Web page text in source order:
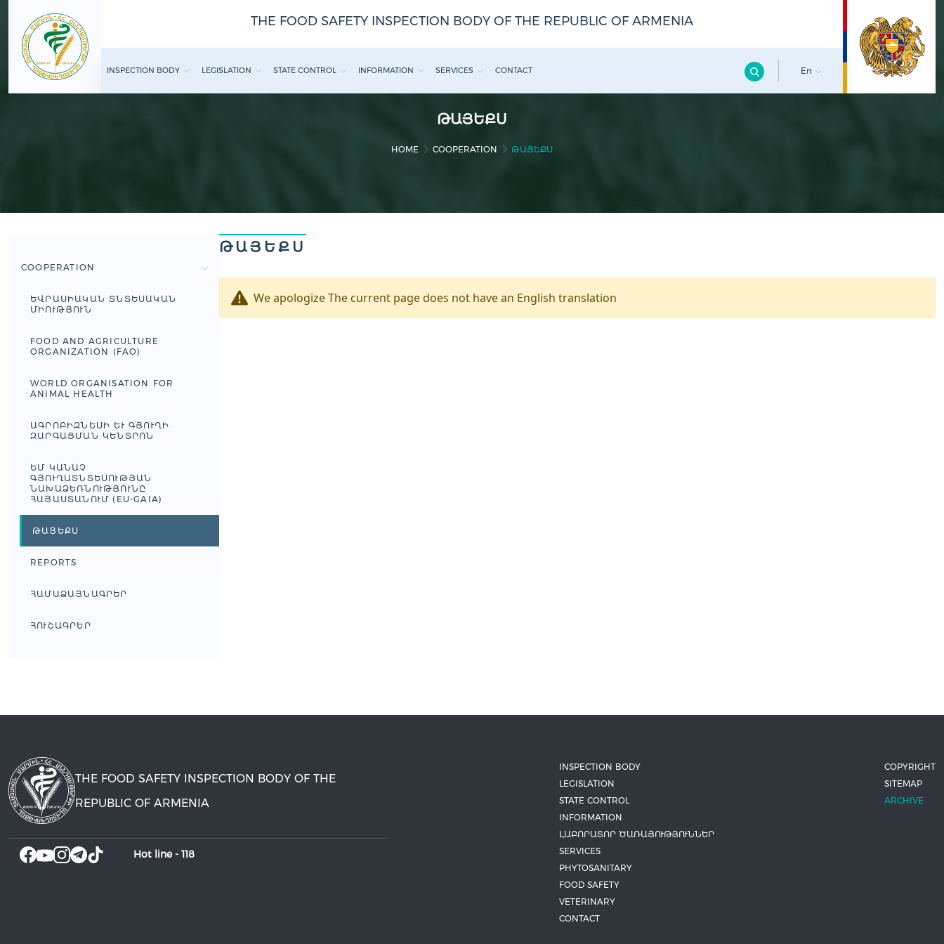
THE FOOD SAFETY INSPECTION BODY OF THE REPUBLIC OF ARMENIA
INSPECTION BODY LEGISLATION STATE CONTROL INFORMATION SERVICES CONTACT En
ԹԱՅԵՔՍ
HOME COOPERATION ԹԱՅԵՔՍ
COOPERATION
ԵՎՐԱՍԻԱԿԱՆ ՏՆՏԵՍԱԿԱՆ
ՄԻՈՒԹՅՈՒՆ
FOOD AND AGRICULTURE
ORGANIZATION (FAO)
WORLD ORGANISATION FOR
ANIMAL HEALTH
ԱԳՐՈԲԻԶՆԵՍԻ ԵՒ ԳՅՈՒՂԻ Զ
ԱՐԳԱՑՄԱՆ ԿԵՆՏՐՈՆ
ԵՄ ԿԱՆԱՉ
ԳՅՈՒՂԱՏՆՏԵՍՈՒԹՅԱՆ
ՆԱԽԱՁԵՌՆՈՒԹՅՈՒՆԸ
ՀԱՅԱՍՏԱՆՈՒՄ (EU-GAIA)
ԹԱՅԵՔՍ
REPORTS
ՀԱՄԱՁԱՅՆԱԳՐԵՐ
ՀՈՒՇԱԳՐԵՐ
ԹԱՅԵՔՍ
We apologize The current page does not have an English translation
THE FOOD SAFETY INSPECTION BODY OF THE
REPUBLIC OF ARMENIA
Hot line - 118
INSPECTION BODY
LEGISLATION
STATE CONTROL
INFORMATION
ԼԱԲՈՐԱՏՈՐ ԾԱՌԱՅՈՒԹՅՈՒՆՆԵՐ
SERVICES
PHYTOSANITARY
FOOD SAFETY
VETERINARY
CONTACT
COPYRIGHT
SITEMAP
ARCHIVE